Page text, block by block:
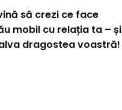
să crezi ce face
mobil cu relația ta – și
dragostea voastră!